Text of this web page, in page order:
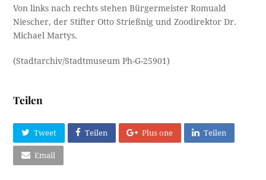
Von links nach rechts stehen Bürgermeister Romuald
Niescher, der Stifter Otto Strießnig und Zoodirektor Dr.
Michael Martys.
(Stadtarchiv/Stadtmuseum Ph-G-25901)
Teilen
Tweet Teilen Plus one Teilen
Email